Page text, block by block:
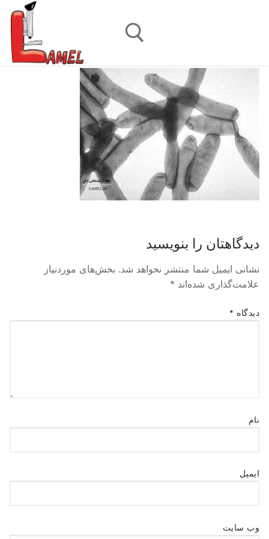
جستجو برای:
دیدگاهتان را بنویسید
نشانی ایمیل شما منتشر نخواهد شد. بخش‌های موردنیاز
علامت‌گذاری شده‌اند *
دیدگاه *
نام
ایمیل
وب‌ سایت